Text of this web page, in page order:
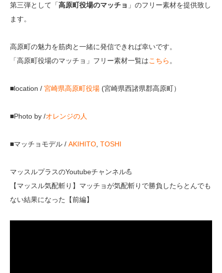
第三弾として「高原町役場のマッチョ 」のフリー素材を提供致し
ます。
高原町の魅力を筋肉と一緒に発信できれば幸いです。
「高原町役場のマッチョ」フリー素材一覧はこちら 。
■location / 宮崎県高原町役場 (宮崎県西諸県郡高原町）
■Photo by /オレンジの人
■マッチョモデル / AKIHITO TOSHI
マッスルプラスのYoutubeチャンネル💪
【マッスル気配斬り】マッチョが気配斬りで勝負したらとんでも
ない結果になった【前編】